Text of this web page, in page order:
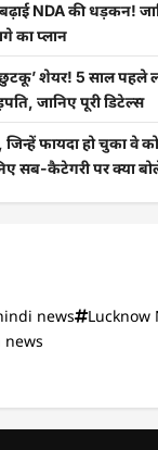
NDA की धड़कन!
का प्लान
शेयर! 5 साल पहले
जानिए पूरी डिटेल्स
जिन्हें फायदा हो चुका वे
सब-कैटेगरी पर क्या
news Lucknow
news